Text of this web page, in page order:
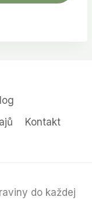
Kontakt
do každej